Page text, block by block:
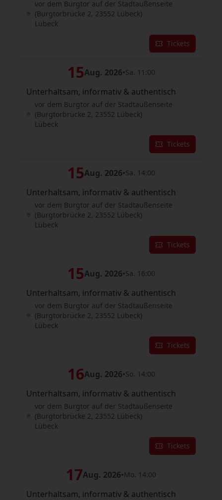
vor dem Burgtor auf der Stadtaußenseite
(Burgtorbrücke 2, 23552 Lübeck)
Lübeck
Tickets
15Aug. 2026•Sa. 11:00
Unterhaltsam, informativ & authentisch
vor dem Burgtor auf der Stadtaußenseite
(Burgtorbrücke 2, 23552 Lübeck)
Lübeck
Tickets
15Aug. 2026•Sa. 14:00
Unterhaltsam, informativ & authentisch
vor dem Burgtor auf der Stadtaußenseite
(Burgtorbrücke 2, 23552 Lübeck)
Lübeck
Tickets
15Aug. 2026•Sa. 16:00
Unterhaltsam, informativ & authentisch
vor dem Burgtor auf der Stadtaußenseite
(Burgtorbrücke 2, 23552 Lübeck)
Lübeck
Tickets
16Aug. 2026•So. 14:00
Unterhaltsam, informativ & authentisch
vor dem Burgtor auf der Stadtaußenseite
(Burgtorbrücke 2, 23552 Lübeck)
Lübeck
Tickets
17Aug. 2026•Mo. 14:00
Unterhaltsam, informativ & authentisch